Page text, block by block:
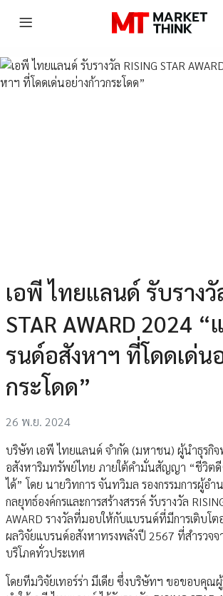
เอพี ไทยแลนด์ รับรางวั
STAR AWARD 2024 “
รนด์อสังหาฯ ที่โดดเด่น
กระโดด”
26 พ.ย. 2024
บริษัท เอพี ไทยแลนด์ จำกัด (มหาชน) ผู้นำธุรกิ
อสังหาริมทรัพย์ไทย ภายใต้คำมั่นสัญญา “ชีวิตดี
ได้” โดย นายวิทการ จันทวิมล รองกรรมการผู้อำ
กลยุทธ์องค์กรและการสร้างสรรค์ รับรางวัล
AWARD รางวัลที่มอบให้กับแบรนด์ที่มีการเติบโต
ผลวิจัยแบรนด์อสังหาทรงพลังปี 2567 ที่สำรวจจ
บริโภคทั่วประเทศ
โดยทีมวิจัยเทอร์ร่า มีเดีย ซึ่งบริษัทฯ ขอขอบคุณ